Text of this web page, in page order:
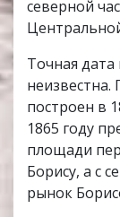
северной
Точная
построен в
1865 году
площади
Борису, а с
рынок